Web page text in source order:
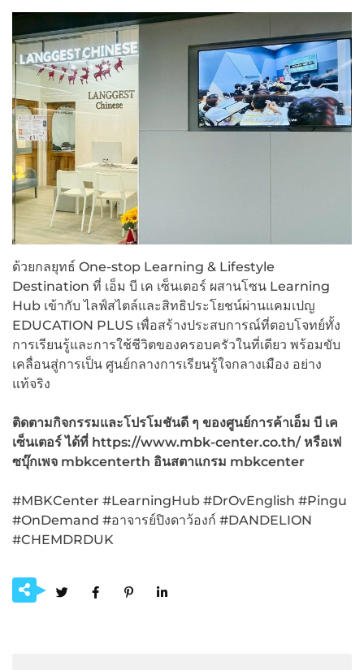
ด้วยกลยุทธ์ One-stop Learning & Lifestyle
Destination ที่ เอ็ม บี เค เซ็นเตอร์ ผสานโซน Learning
Hub เข้ากับ ไลฟ์สไตล์และสิทธิประโยชน์ผ่านแคมเปญ
EDUCATION PLUS เพื่อสร้างประสบการณ์ที่ตอบโจทย์ทั้ง
การเรียนรู้และการใช้ชีวิตของครอบครัวในที่เดียว พร้อมขับ
เคลื่อนสู่การเป็น ศูนย์กลางการเรียนรู้ใจกลางเมือง อย่าง
แท้จริง
ติดตามกิจกรรมและโปรโมชันดี ๆ ของศูนย์การค้าเอ็ม บี เค
เซ็นเตอร์ ได้ที่ https://www.mbk-center.co.th/ หรือเฟ
ซบุ๊กเพจ mbkcenterth อินสตาแกรม mbkcenter
#MBKCenter #LearningHub #DrOvEnglish #Pingu
#OnDemand #อาจารย์ปิงดาว้องก์ #DANDELION
#CHEMDRDUK